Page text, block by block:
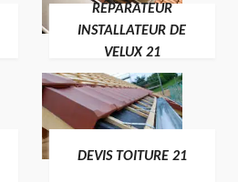
RÉPARATEUR
INSTALLATEUR DE
VELUX 21
DEVIS TOITURE 21